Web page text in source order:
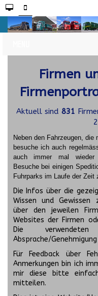
Firmen
Aktuell sind 831
Neben den Fahrzeugen,
besuche ich auch
auch immer mal wieder
Besuche bei einigen
Fuhrparks im Laufe der Zeit
Die Infos über die
Wissen und Gewissen
über den jeweilen
Websites der Firmen
Die
Absprache/
Für Feedback über
Anmerkungen bin ich
mir diese bitte
mitteilen.